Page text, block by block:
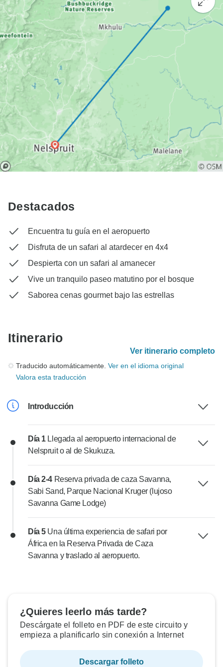
Destacados
Encuentra tu guía en el aeropuerto
Disfruta de un safari al atardecer en 4x4
Despierta con un safari al amanecer
Vive un tranquilo paseo matutino por el bosque
Saborea cenas gourmet bajo las estrellas
Itinerario
Ver itinerario completo
Traducido automáticamente. Ver en el idioma original
Valora esta traducción
Introducción
Día 1 Llegada al aeropuerto internacional de
Nelspruit o al de Skukuza.
Día 2-4 Reserva privada de caza Savanna,
Sabi Sand, Parque Nacional Kruger (lujoso
Savanna Game Lodge)
Día 5 Una última experiencia de safari por
África en la Reserva Privada de Caza
Savanna y traslado al aeropuerto.
¿Quieres leerlo más tarde?
Descárgate el folleto en PDF de este circuito y
empieza a planificarlo sin conexión a Internet
Descargar folleto